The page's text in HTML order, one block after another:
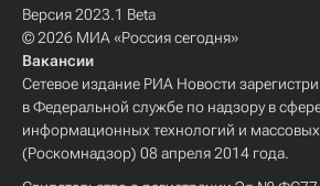
Версия 2023.1 Beta
© 2026 МИА «Россия сегодня»
Вакансии
Сетевое издание РИА Новости
в Федеральной службе по надзору в
информационных технологий и
(Роскомнадзор) 08 апреля 2014 года.